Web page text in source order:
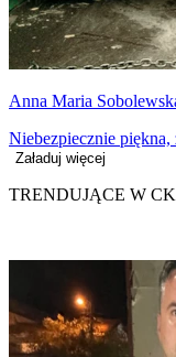
Anna Maria
Niebezpiecznie piękna,
Załaduj więcej
TRENDUJĄCE W